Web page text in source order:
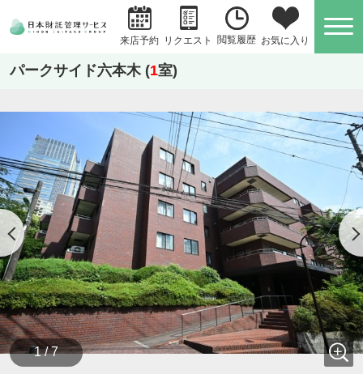
来店予約 リクエスト 閲覧履歴 お気に入り
パークサイド六本木 (1室)
1 / 7